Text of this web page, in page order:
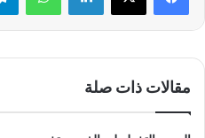
مقالات ذات صلة